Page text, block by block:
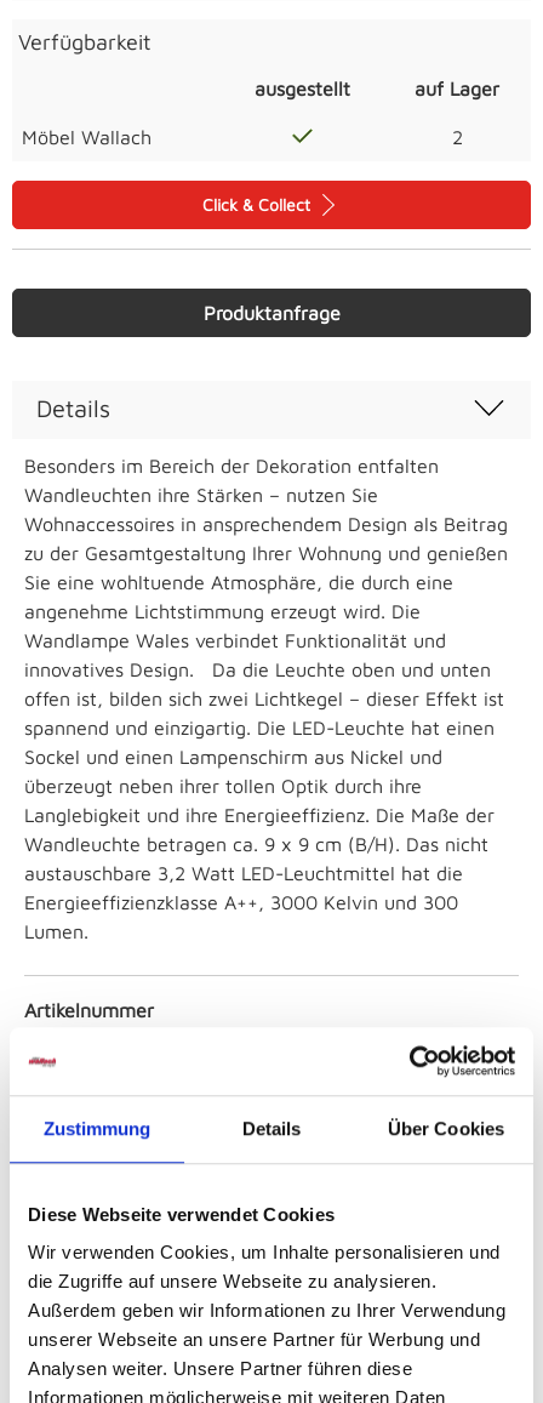
Zustimmung Details Über Cookies
Diese Webseite verwendet Cookies
Wir verwenden Cookies, um Inhalte personalisieren und
die Zugriffe auf unsere Webseite zu analysieren.
Außerdem geben wir Informationen zu Ihrer Verwendung
unserer Webseite an unsere Partner für Werbung und
Analysen weiter. Unsere Partner führen diese
Informationen möglicherweise mit weiteren Daten
Verfügbarkeit
ausgestellt auf Lager
Möbel Wallach 2
Click & Collect
Produktanfrage
Details
Besonders im Bereich der Dekoration entfalten
Wandleuchten ihre Stärken – nutzen Sie
Wohnaccessoires in ansprechendem Design als Beitrag
zu der Gesamtgestaltung Ihrer Wohnung und genießen
Sie eine wohltuende Atmosphäre, die durch eine
angenehme Lichtstimmung erzeugt wird. Die
Wandlampe Wales verbindet Funktionalität und
innovatives Design. Da die Leuchte oben und unten
offen ist, bilden sich zwei Lichtkegel – dieser Effekt ist
spannend und einzigartig. Die LED-Leuchte hat einen
Sockel und einen Lampenschirm aus Nickel und
überzeugt neben ihrer tollen Optik durch ihre
Langlebigkeit und ihre Energieeffizienz. Die Maße der
Wandleuchte betragen ca. 9 x 9 cm (B/H). Das nicht
austauschbare 3,2 Watt LED-Leuchtmittel hat die
Energieeffizienzklasse A++, 3000 Kelvin und 300
Lumen.
Artikelnummer
Silber / Metall
Energieeffizienzklasse
A++ ... A
Anzahl Brennstellen
2